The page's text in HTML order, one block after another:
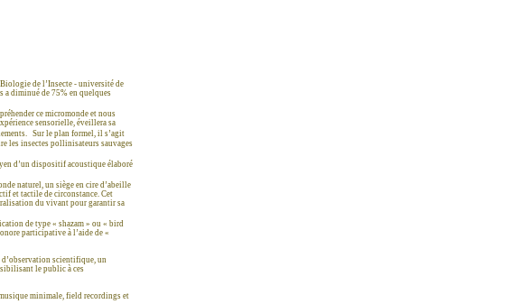
de l’Insecte - université de
a diminué de 75% en quelques
ce micromonde et nous
sensorielle, éveillera sa
Sur le plan formel, il s’agit
les insectes pollinisateurs sauvages
d’un dispositif acoustique élaboré
naturel, un siège en cire d’abeille
et tactile de circonstance. Cet
du vivant pour garantir sa
de type « shazam » ou « bird
participative à l’aide de «
scientifique, un
le public à ces
minimale, field recordings et